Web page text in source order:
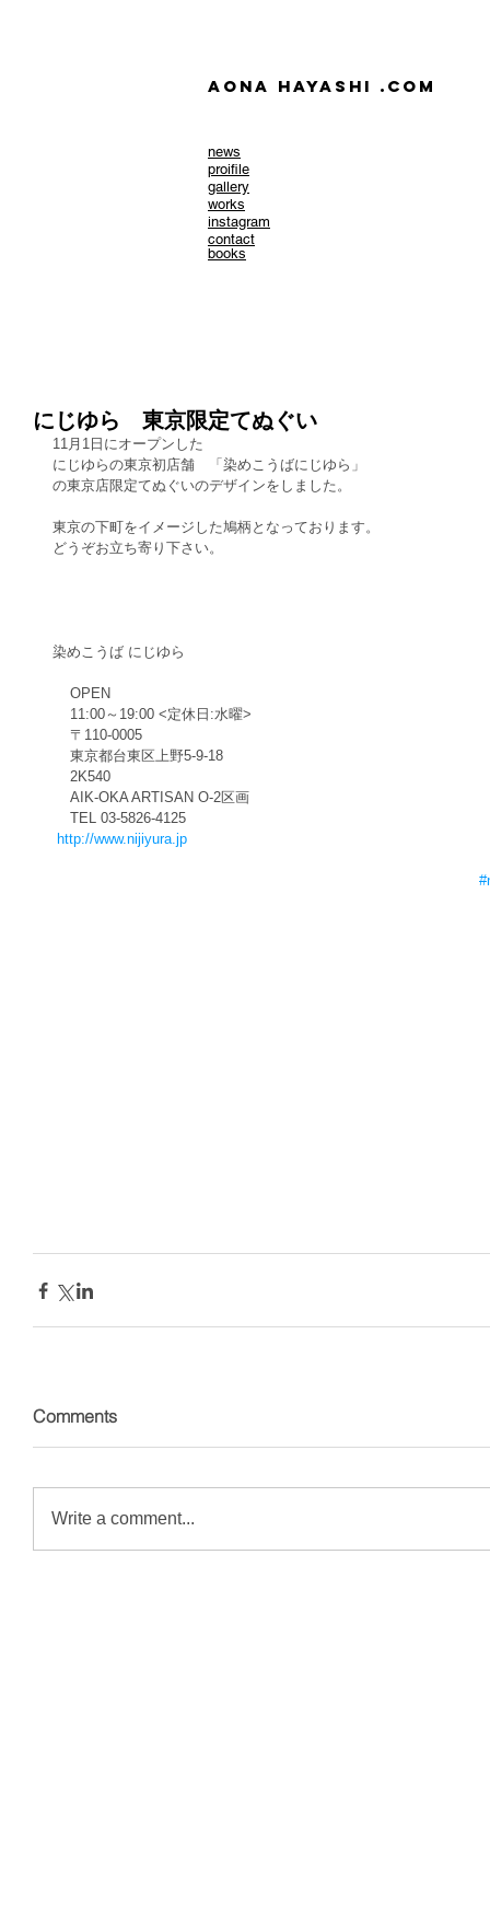
AONA HAYASHI .com
news
​proifile
gallery
works
instagram
contact
books
にじゆら 東京限定てぬぐい
11月1日にオープンした
にじゆらの東京初店舗　「染めこうばにじゆら」
の東京店限定てぬぐいのデザインをしました。
東京の下町をイメージした鳩柄となっております。
どうぞお立ち寄り下さい。
染めこうば にじゆら
    OPEN
    11:00～19:00 <定休日:水曜>
    〒110-0005
    東京都台東区上野5-9-18
    2K540
    AIK-OKA ARTISAN O-2区画
    TEL 03-5826-4125
http://www.nijiyura.jp
Comments
Write a comment...